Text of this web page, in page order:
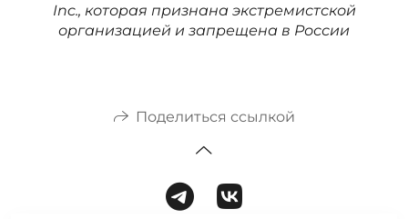
Inc., которая признана экстремистской
организацией и запрещена в России
Поделиться ссылкой